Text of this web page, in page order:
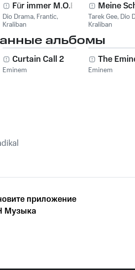
Für immer M.O.B.
Dio Drama, Frantic,
Kraliban
Meine
Tarek Gee, Dio
Kraliban
альбомы
Curtain Call 2
Eminem
The
Eminem
приложение
Музыка